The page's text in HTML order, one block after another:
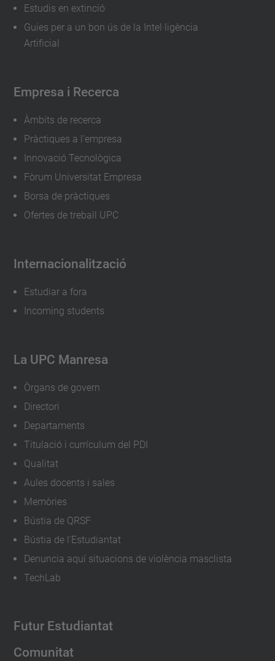
Estudis en extinció
Guies per a un bon ús de la Intel·ligència
Artificial
Empresa i Recerca
Àmbits de recerca
Pràctiques a l'empresa
Innovació Tecnològica
Fòrum Universitat Empresa
Borsa de pràctiques
Ofertes de treball UPC
Internacionalització
Estudiar a fora
Incoming students
La UPC Manresa
Òrgans de govern
Directori
Departaments
Titulació i currículum del PDI
Qualitat
Aules docents i sales
Memòries
Bústia de QRSF
Bústia de l'Estudiantat
Denuncia aquí situacions de violència masclista
TechLab
Futur Estudiantat
Comunitat